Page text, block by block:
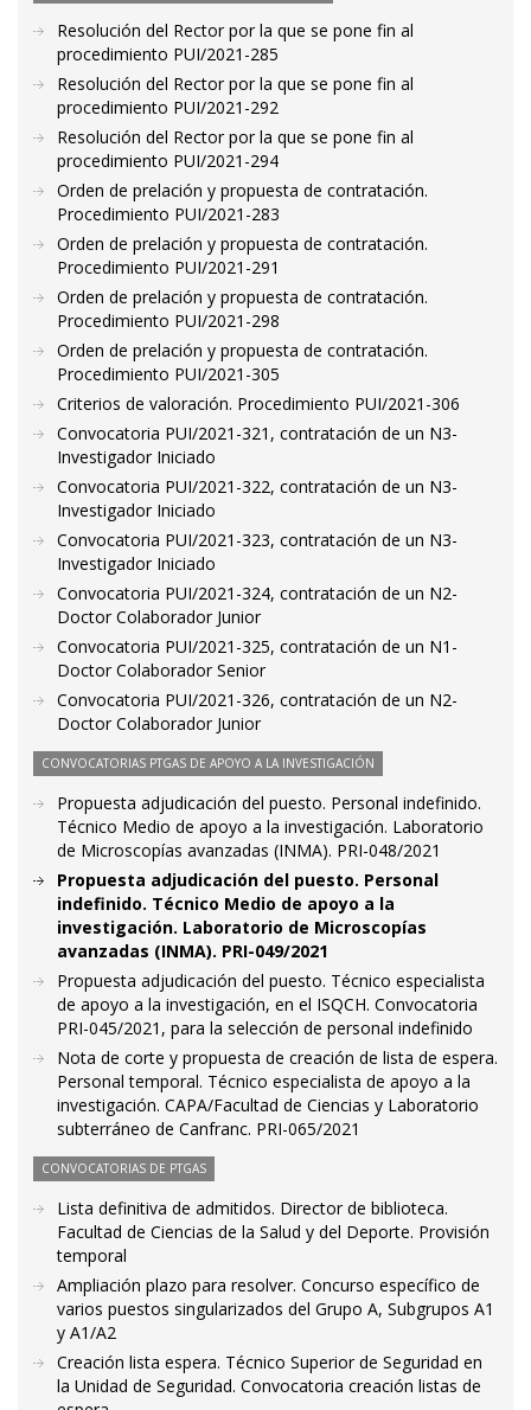
Resolución del Rector por la que se pone fin al
procedimiento PUI/2021-285
Resolución del Rector por la que se pone fin al
procedimiento PUI/2021-292
Resolución del Rector por la que se pone fin al
procedimiento PUI/2021-294
Orden de prelación y propuesta de contratación.
Procedimiento PUI/2021-283
Orden de prelación y propuesta de contratación.
Procedimiento PUI/2021-291
Orden de prelación y propuesta de contratación.
Procedimiento PUI/2021-298
Orden de prelación y propuesta de contratación.
Procedimiento PUI/2021-305
Criterios de valoración. Procedimiento PUI/2021-306
Convocatoria PUI/2021-321, contratación de un N3-
Investigador Iniciado
Convocatoria PUI/2021-322, contratación de un N3-
Investigador Iniciado
Convocatoria PUI/2021-323, contratación de un N3-
Investigador Iniciado
Convocatoria PUI/2021-324, contratación de un N2-
Doctor Colaborador Junior
Convocatoria PUI/2021-325, contratación de un N1-
Doctor Colaborador Senior
Convocatoria PUI/2021-326, contratación de un N2-
Doctor Colaborador Junior
CONVOCATORIAS PTGAS DE APOYO A LA INVESTIGACIÓN
Propuesta adjudicación del puesto. Personal indefinido.
Técnico Medio de apoyo a la investigación. Laboratorio
de Microscopías avanzadas (INMA). PRI-048/2021
Propuesta adjudicación del puesto. Personal
indefinido. Técnico Medio de apoyo a la
investigación. Laboratorio de Microscopías
avanzadas (INMA). PRI-049/2021
Propuesta adjudicación del puesto. Técnico especialista
de apoyo a la investigación, en el ISQCH. Convocatoria
PRI-045/2021, para la selección de personal indefinido
Nota de corte y propuesta de creación de lista de espera.
Personal temporal. Técnico especialista de apoyo a la
investigación. CAPA/Facultad de Ciencias y Laboratorio
subterráneo de Canfranc. PRI-065/2021
CONVOCATORIAS DE PTGAS
Lista definitiva de admitidos. Director de biblioteca.
Facultad de Ciencias de la Salud y del Deporte. Provisión
temporal
Ampliación plazo para resolver. Concurso específico de
varios puestos singularizados del Grupo A, Subgrupos A1
y A1/A2
Creación lista espera. Técnico Superior de Seguridad en
la Unidad de Seguridad. Convocatoria creación listas de